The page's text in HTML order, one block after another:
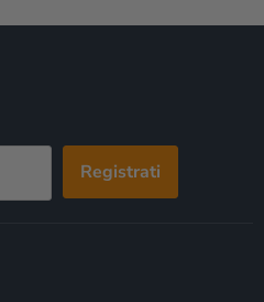
Registrati